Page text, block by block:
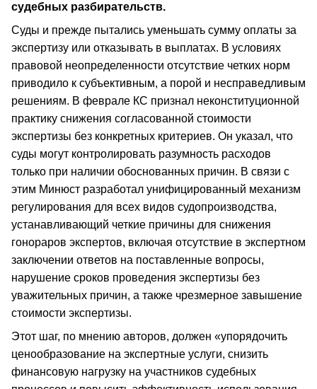
судебных разбирательств.
Суды и прежде пытались уменьшать сумму оплаты за
экспертизу или отказывать в выплатах. В условиях
правовой неопределенности отсутствие четких норм
приводило к субъективным, а порой и несправедливым
решениям. В феврале КС признал неконституционной
практику снижения согласованной стоимости
экспертизы без конкретных критериев. Он указал, что
суды могут контролировать разумность расходов
только при наличии обоснованных причин. В связи с
этим Минюст разработал унифицированный механизм
регулирования для всех видов судопроизводства,
устанавливающий четкие причины для снижения
гонораров экспертов, включая отсутствие в экспертном
заключении ответов на поставленные вопросы,
нарушение сроков проведения экспертизы без
уважительных причин, а также чрезмерное завышение
стоимости экспертизы.
Этот шаг, по мнению авторов, должен «упорядочить
ценообразование на экспертные услуги, снизить
финансовую нагрузку на участников судебных